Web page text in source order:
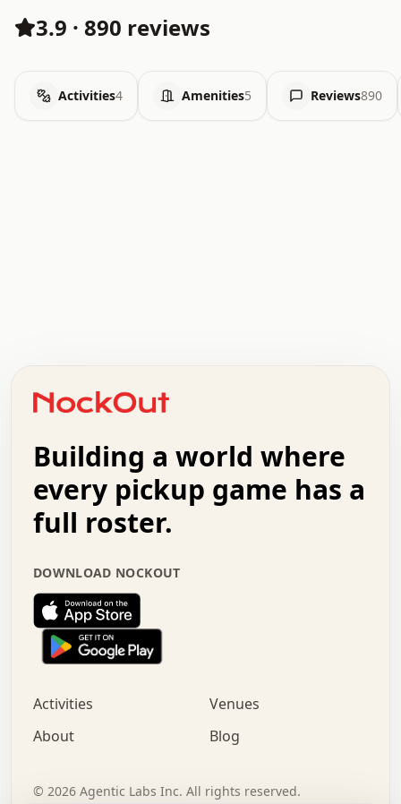
3.9 · 890 reviews
Activities4 Amenities5 Reviews890
+   .   .   .   .   .   .   .   .   .   +   .   .
.   .   .   .   .   .   .   .   .   .   .   :   .
.   .   .   .   +   .   .   .   .   .   .   .   +
.   :   .   .   .   .   .   .   .   .   o   .   .
.   .   x   .   .   .   .   .   .   :   .   .   o
.   .   .   .   :   .   .   .   .   o   .   .   .
.   .   .   .   .   .   .   :   .   .   .   .   .
.   .   .   .   .   .   .   +   .   .   x   .   .
.   .   .   .   .   :   +   .   .   .   .   .   o
.   .   .   .   .   .   .   .   .   .   .   .   .
.   .   :   o   .   .   .   .   .   .   .   +   .
.   o   .   .   .   .   x   .   .   .   .   .   .
+   .   o   .   .   .   .   o   .   .   .   .
.   +   .   .   .   .   .   .   .   .   :   .   x
.   .   .   .   .   .   .   .   .   .   .   .   .   .
Building a world where
every pickup game has a
full roster.
DOWNLOAD NOCKOUT
Activities
Venues
About
Blog
© 2026 Agentic Labs Inc. All rights reserved.